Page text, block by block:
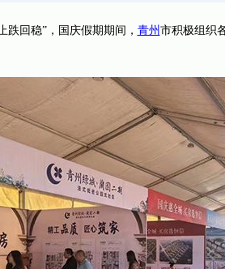
跌回稳”，国庆假期期间， 青州 市积极组织